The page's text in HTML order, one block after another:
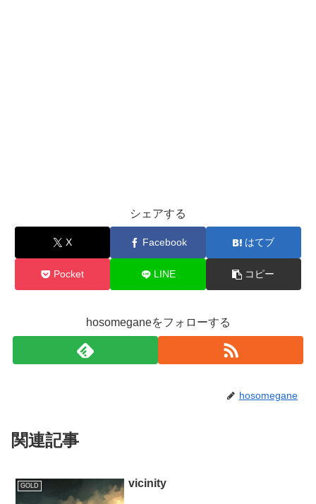
シェアする
X Facebook はてブ
Pocket LINE コピー
hosomeganeをフォローする
hosomegane
関連記事
GOLD vicinity